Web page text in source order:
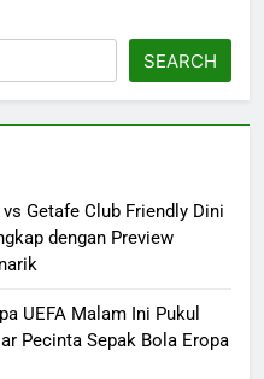
SEARCH
Getafe Club Friendly Dini
dengan Preview
UEFA Malam Ini Pukul
Pecinta Sepak Bola Eropa